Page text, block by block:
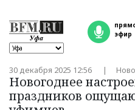
эфир
30 декабря 2025 12:56
Новогоднее
праздников